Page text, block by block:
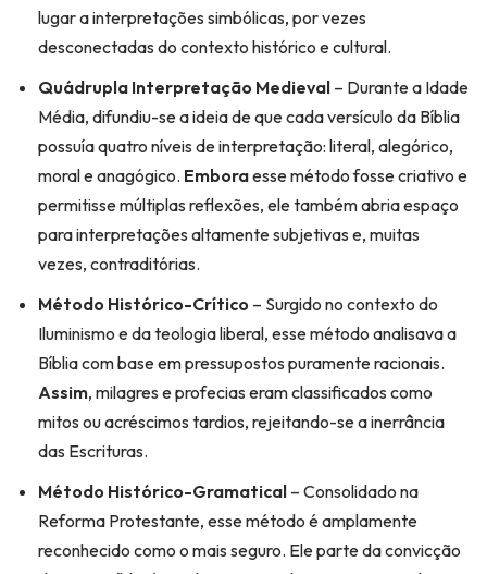
lugar a interpretações simbólicas, por vezes
desconectadas do contexto histórico e cultural.
Quádrupla Interpretação Medieval – Durante a Idade
Média, difundiu-se a ideia de que cada versículo da Bíblia
possuía quatro níveis de interpretação: literal, alegórico,
moral e anagógico. Emboraesse método fosse criativo e
permitisse múltiplas reflexões, ele também abria espaço
para interpretações altamente subjetivas e, muitas
vezes, contraditórias.
Método Histórico-Crítico – Surgido no contexto do
Iluminismo e da teologia liberal, esse método analisava a
Bíblia com base em pressupostos puramente racionais.
Assim, milagres e profecias eram classificados como
mitos ou acréscimos tardios, rejeitando-se a inerrância
das Escrituras.
Método Histórico-Gramatical – Consolidado na
Reforma Protestante, esse método é amplamente
reconhecido como o mais seguro. Ele parte da convicção